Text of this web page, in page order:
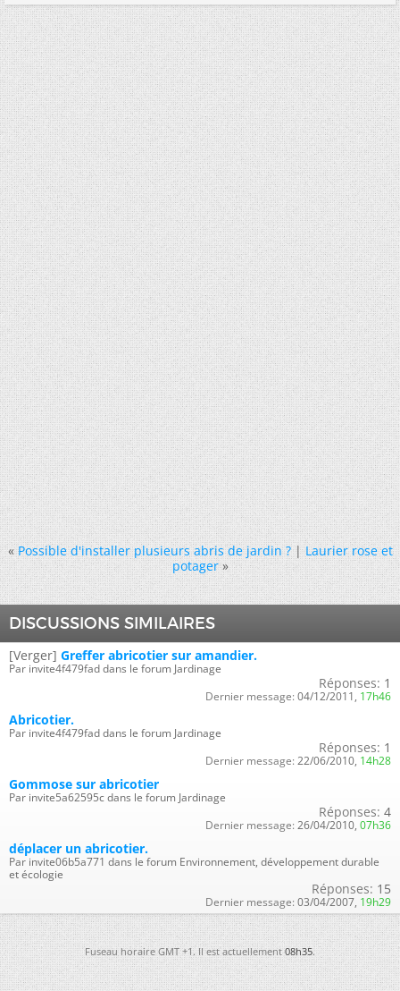
« Possible d'installer plusieurs abris de jardin ?|Laurier rose et
potager »
DISCUSSIONS SIMILAIRES
[Verger] Greffer abricotier sur amandier.
Par invite4f479fad dans le forum Jardinage
Réponses: 1
Dernier message: 04/12/2011, 17h46
Abricotier.
Par invite4f479fad dans le forum Jardinage
Réponses: 1
Dernier message: 22/06/2010, 14h28
Gommose sur abricotier
Par invite5a62595c dans le forum Jardinage
Réponses: 4
Dernier message: 26/04/2010, 07h36
déplacer un abricotier.
Par invite06b5a771 dans le forum Environnement, développement durable
et écologie
Réponses: 15
Dernier message: 03/04/2007, 19h29
Fuseau horaire GMT +1. Il est actuellement08h35.